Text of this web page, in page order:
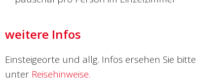
weitere Infos
Einsteigeorte und allg. Infos ersehen Sie bitte
unter Reisehinweise.